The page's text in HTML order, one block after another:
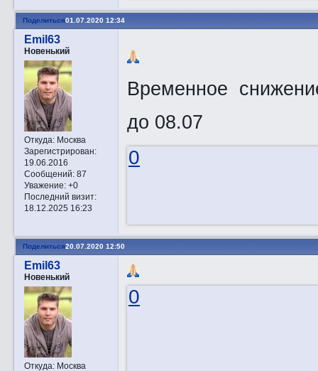
Поделиться01.07.2020 12:34
Emil63
Новенький
Откуда:Москва
Зарегистрирован:
19.06.2016
Сообщений:87
Уважение: +0
Последний визит:
18.12.2025 16:23
Временное
до 08.07
0
Поделиться20.07.2020 12:50
Emil63
Новенький
Откуда:Москва
0